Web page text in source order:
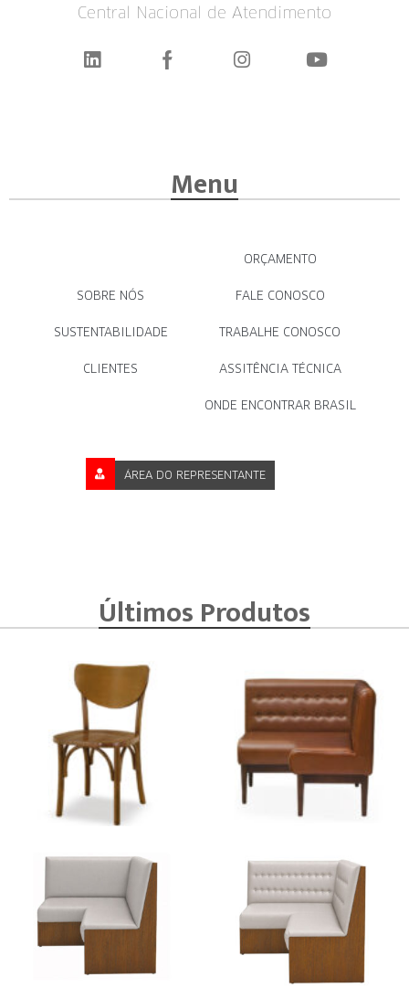
Central Nacional de Atendimento
Menu
SOBRE NÓS
SUSTENTABILIDADE
CLIENTES
ORÇAMENTO
FALE CONOSCO
TRABALHE CONOSCO
ASSITÊNCIA TÉCNICA
ONDE ENCONTRAR BRASIL
ÁREA DO REPRESENTANTE
Últimos Produtos